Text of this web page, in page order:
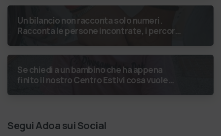
Un bilancio non racconta solo numeri.
Racconta le persone incontrate, i percorsi
Se chiedi a un bambino che ha appena
finito il nostro Centro Estivi cosa vuole
Segui Adoa sui Social